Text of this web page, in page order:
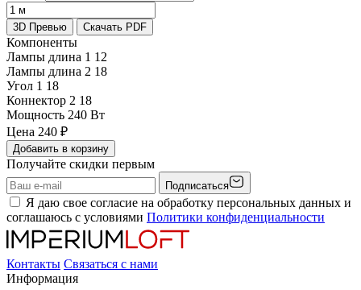
3D Превью Скачать PDF
Компоненты
Лампы длина 1 12
Лампы длина 2 18
Угол 1 18
Коннектор 2 18
Мощность 240 Вт
Цена 240 ₽
Добавить в корзину
Получайте скидки первым
Подписаться
Я даю свое согласие на обработку персональных данных и
соглашаюсь с условиями Политики конфиденциальности
Контакты Связаться с нами
Информация